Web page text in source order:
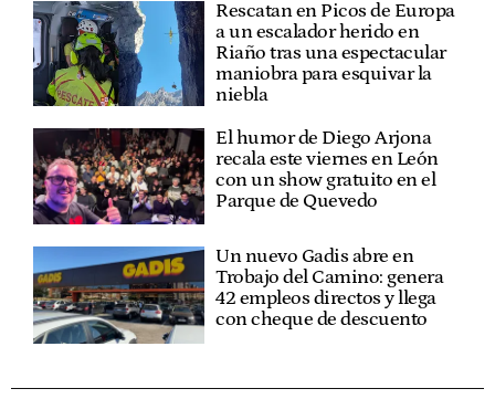
Rescatan en Picos de Europa
a un escalador herido en
Riaño tras una espectacular
maniobra para esquivar la
niebla
El humor de Diego Arjona
recala este viernes en León
con un show gratuito en el
Parque de Quevedo
Un nuevo Gadis abre en
Trobajo del Camino: genera
42 empleos directos y llega
con cheque de descuento